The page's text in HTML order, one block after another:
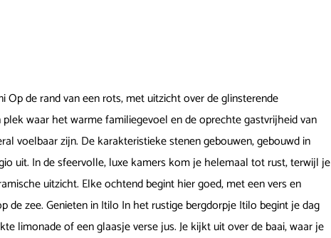
de rand van een rots, met uitzicht over de glinsterende
waar het warme familiegevoel en de oprechte gastvrijheid van
voelbaar zijn. De karakteristieke stenen gebouwen, gebouwd in
uit. In de sfeervolle, luxe kamers kom je helemaal tot rust, terwijl je
uitzicht. Elke ochtend begint hier goed, met een vers en
zee. Genieten in Itilo In het rustige bergdorpje Itilo begint je dag
limonade of een glaasje verse jus. Je kijkt uit over de baai, waar je